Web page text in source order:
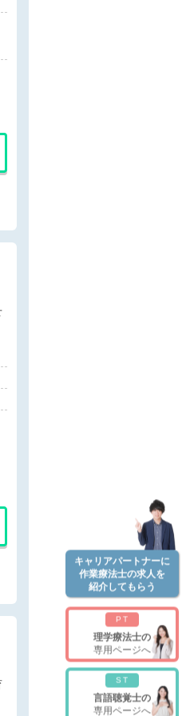
キャリアパートナーに
作業療法士の求人を
紹介してもらう
PT
理学療法士の
専用ページへ
ST
言語聴覚士の
専用ページへ